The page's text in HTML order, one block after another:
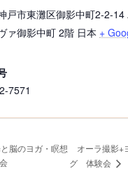
戸市東灘区御影中町2-2-14
ァ御影中町 2階 日本 +
7571
脳のヨガ・瞑想
オーラ撮影+
グ 体験会